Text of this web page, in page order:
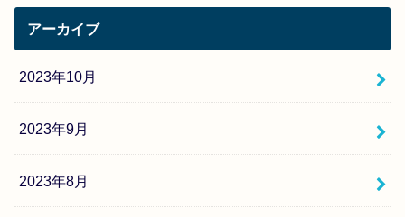
アーカイブ
2023年10月
2023年9月
2023年8月